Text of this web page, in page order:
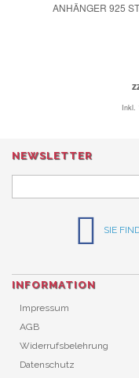
ANHÄNGER 925
Inkl.
NEWSLETTER
SIE
INFORMATION
Impressum
AGB
Widerrufsbelehrung
Datenschutz